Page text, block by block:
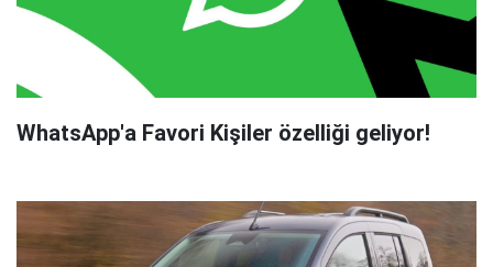
WhatsApp'a Favori Kişiler özelliği geliyor!